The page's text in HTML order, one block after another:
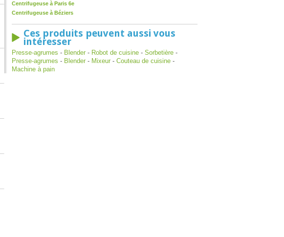
Centrifugeuse à Paris 6e
Centrifugeuse à Béziers
Ces produits peuvent aussi vous
intéresser
Presse-agrumes - Blender - Robot de cuisine - Sorbetière -
Presse-agrumes - Blender - Mixeur - Couteau de cuisine -
Machine à pain